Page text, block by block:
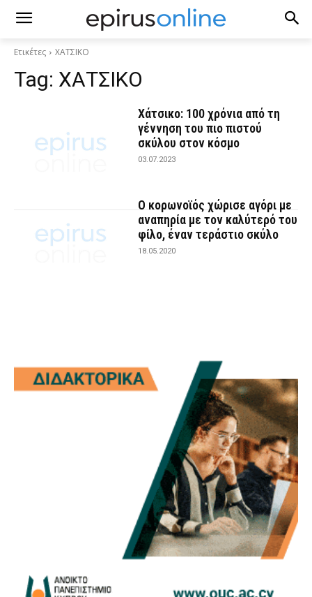
Ετικέτες ΧΑΤΣΙΚΟ
Tag: ΧΑΤΣΙΚΟ
Χάτσικο: 100 χρόνια από τη
γέννηση του πιο πιστού
σκύλου στον κόσμο
03.07.2023
Ο κορωνοϊός χώρισε αγόρι με
αναπηρία με τον καλύτερό του
φίλο, έναν τεράστιο σκύλο
18.05.2020